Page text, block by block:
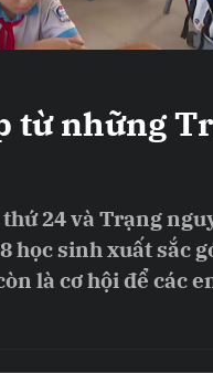
từ những
24 và Trạng
học sinh xuất sắc
là cơ hội để các